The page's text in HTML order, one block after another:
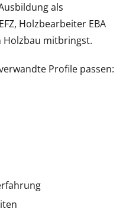
als
Holzbearbeiter EBA
Holzbau mitbringst.
Profile passen: